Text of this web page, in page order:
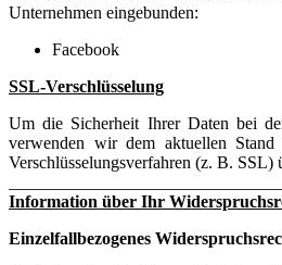
Unternehmen eingebunden:
Facebook
SSL-Verschlüsselung
Um die Sicherheit Ihrer Daten bei
verwenden wir dem aktuellen Stand
Verschlüsselungsverfahren (z. B. SSL)
Information über Ihr
Einzelfallbezogenes